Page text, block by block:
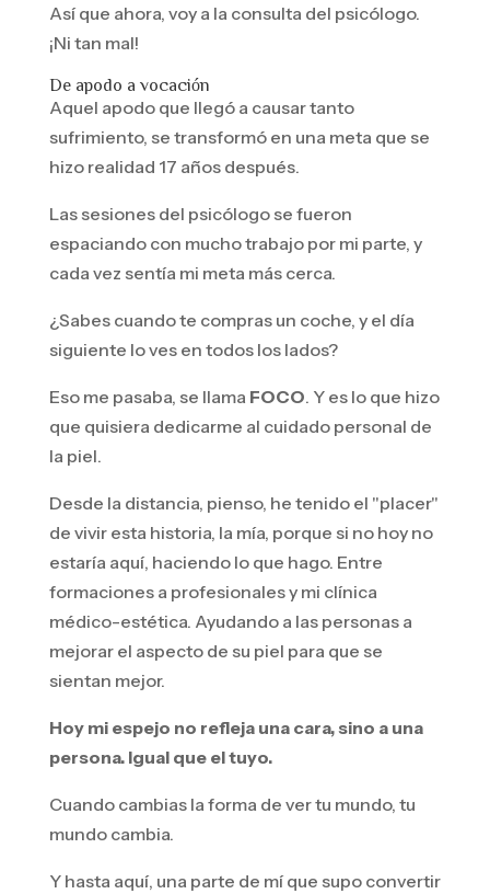
Así que ahora, voy a la consulta del psicólogo.
¡Ni tan mal!
De apodo a vocación
Aquel apodo que llegó a causar tanto
sufrimiento, se transformó en una meta que se
hizo realidad 17 años después.
Las sesiones del psicólogo se fueron
espaciando con mucho trabajo por mi parte, y
cada vez sentía mi meta más cerca.
¿Sabes cuando te compras un coche, y el día
siguiente lo ves en todos los lados?
Eso me pasaba, se llama FOCO. Y es lo que hizo
que quisiera dedicarme al cuidado personal de
la piel.
Desde la distancia, pienso, he tenido el "placer"
de vivir esta historia, la mía, porque si no hoy no
estaría aquí, haciendo lo que hago. Entre
formaciones a profesionales y mi clínica
médico-estética. Ayudando a las personas a
mejorar el aspecto de su piel para que se
sientan mejor.
Hoy mi espejo no refleja una cara, sino a una
persona. Igual que el tuyo.
Cuando cambias la forma de ver tu mundo, tu
mundo cambia.
Y hasta aquí, una parte de mí que supo convertir